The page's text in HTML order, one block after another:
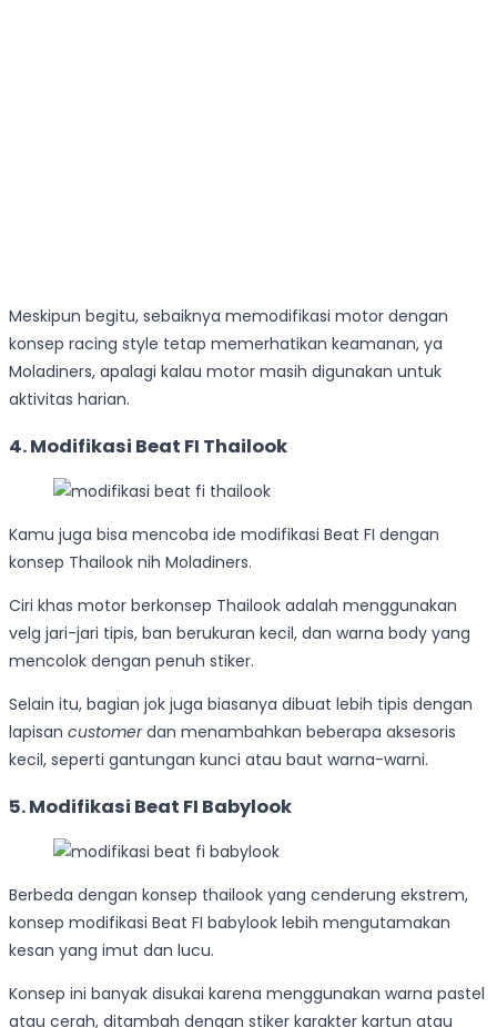
Meskipun begitu, sebaiknya memodifikasi motor dengan
konsep racing style tetap memerhatikan keamanan, ya
Moladiners, apalagi kalau motor masih digunakan untuk
aktivitas harian.
4. Modifikasi Beat FI Thailook
Kamu juga bisa mencoba ide modifikasi Beat FI dengan
konsep Thailook nih Moladiners.
Ciri khas motor berkonsep Thailook adalah menggunakan
velg jari-jari tipis, ban berukuran kecil, dan warna body yang
mencolok dengan penuh stiker.
Selain itu, bagian jok juga biasanya dibuat lebih tipis dengan
lapisan customerdan menambahkan beberapa aksesoris
kecil, seperti gantungan kunci atau baut warna-warni.
5. Modifikasi Beat FI Babylook
Berbeda dengan konsep thailook yang cenderung ekstrem,
konsep modifikasi Beat FI babylook lebih mengutamakan
kesan yang imut dan lucu.
Konsep ini banyak disukai karena menggunakan warna pastel
atau cerah, ditambah dengan stiker karakter kartun atau